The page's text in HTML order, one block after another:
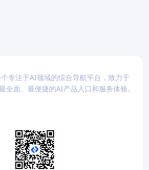
专注于AI领域的综合导航平台，致力于
全面、最便捷的AI产品入口和服务体验。